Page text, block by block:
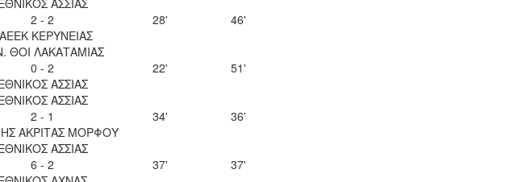
2 - 2
ΚΕΡΥΝΕΙΑΣ
28'
46'
ΘΟΙ ΛΑΚΑΤΑΜΙΑΣ
0 - 2
ΑΣΣΙΑΣ
22'
51'
ΑΣΣΙΑΣ
2 - 1
ΑΚΡΙΤΑΣ ΜΟΡΦΟΥ
34' 36'
ΑΣΣΙΑΣ
6 - 2
37' 37'